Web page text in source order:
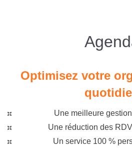
Optimisez votre
Une meilleure
Une réduction des
Un service 100 %